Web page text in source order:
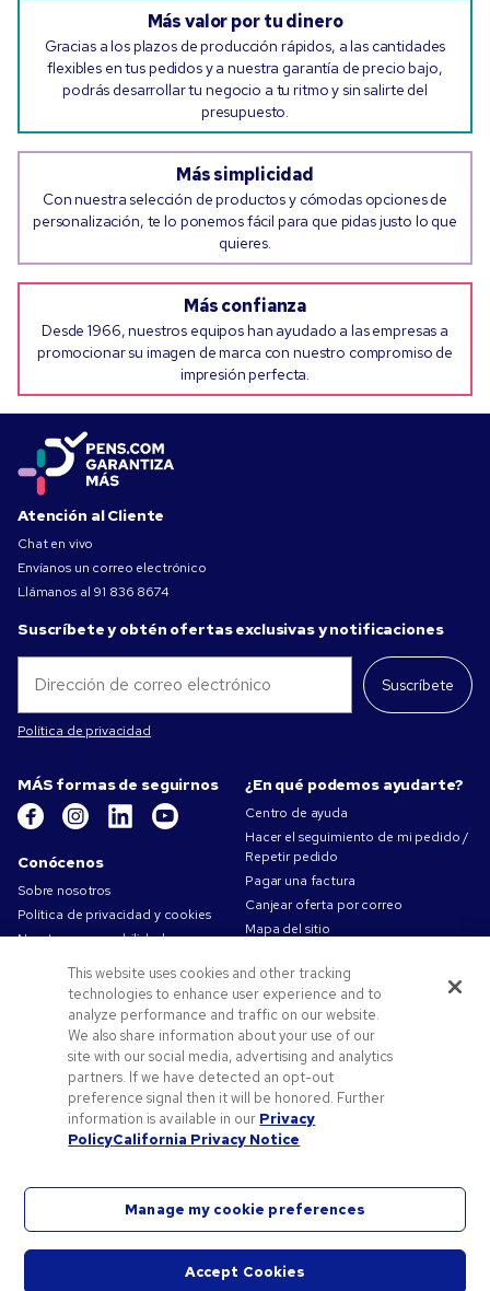
Más valor por tu dinero
Gracias a los plazos de producción rápidos, a las cantidades
flexibles en tus pedidos y a nuestra garantía de precio bajo,
podrás desarrollar tu negocio a tu ritmo y sin salirte del
presupuesto.
Más simplicidad
Con nuestra selección de productos y cómodas opciones de
personalización, te lo ponemos fácil para que pidas justo lo que
quieres.
Más confianza
Desde 1966, nuestros equipos han ayudado a las empresas a
promocionar su imagen de marca con nuestro compromiso de
impresión perfecta.
Atención al Cliente
Chat en vivo
Envíanos un correo electrónico
Llámanos al 91 836 8674
Suscríbete y obtén ofertas exclusivas y notificaciones
Suscríbete
Política de privacidad
MÁS formas de seguirnos
Conócenos
Sobre nosotros
Política de privacidad y cookies
Nuestra responsabilidad
Condiciones de uso
Condiciones de Venta
Trabajar en Pens.com
Ofertas y recursos
Productos personalizados
Códigos promocionales y cupones
Consejos de arte
¿En qué podemos ayudarte?
Centro de ayuda
Hacer el seguimiento de mi pedido /
Repetir pedido
Pagar una factura
Canjear oferta por correo
Mapa del sitio
©2026 National Pen Company. Todos los derechos reservados. Pens.com y su logotipo son
marcas comerciales registradas de National Pen Company. Todas las demás marcas son
This website uses cookies and other tracking
technologies to enhance user experience and to
analyze performance and traffic on our website.
We also share information about your use of our
site with our social media, advertising and analytics
partners. If we have detected an opt-out
preference signal then it will be honored. Further
information is available in our Privacy
PolicyCalifornia Privacy Notice
Manage my cookie preferences
Accept Cookies